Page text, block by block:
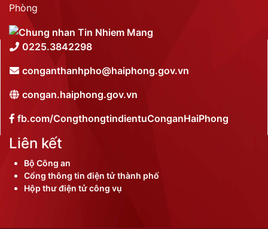
Phòng
0225.3842298
conganthanhpho@haiphong.gov.vn
congan.haiphong.gov.vn
fb.com/CongthongtindientuConganHaiPhong
Liên kết
Bộ Công an
Cổng thông tin điện tử thành phố
Hộp thư điện tử công vụ